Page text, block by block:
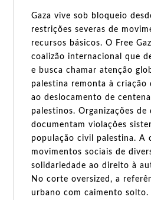
Gaza vive sob bloqueio
restrições severas de
recursos básicos. O Free
coalizão internacional que
e busca chamar atenção
palestina remonta à criação
ao deslocamento de
palestinos. Organizações
documentam violações
população civil palestina. A
movimentos sociais de
solidariedade ao direito à
No corte oversized, a
urbano com caimento solto.